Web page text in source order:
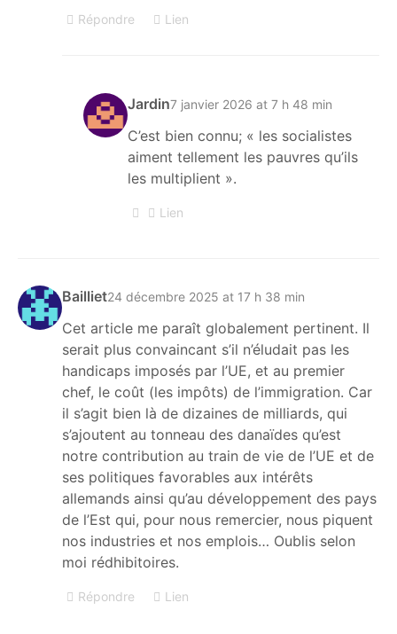
Répondre Lien
Jardin7 janvier 2026 at 7 h 48 min
C’est bien connu; « les socialistes
aiment tellement les pauvres qu’ils
les multiplient ».
Lien
Bailliet24 décembre 2025 at 17 h 38 min
Cet article me paraît globalement pertinent. Il
serait plus convaincant s’il n’éludait pas les
handicaps imposés par l’UE, et au premier
chef, le coût (les impôts) de l’immigration. Car
il s’agit bien là de dizaines de milliards, qui
s’ajoutent au tonneau des danaïdes qu’est
notre contribution au train de vie de l’UE et de
ses politiques favorables aux intérêts
allemands ainsi qu’au développement des pays
de l’Est qui, pour nous remercier, nous piquent
nos industries et nos emplois… Oublis selon
moi rédhibitoires.
Répondre Lien